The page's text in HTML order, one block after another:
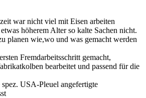
war nicht viel mit Eisen arbeiten
höherem Alter so kalte Sachen nicht.
planen wie,wo und was gemacht werden
Fremdarbeitsschritt gemacht,
bearbeitet und passend für die
USA-Pleuel angefertigte